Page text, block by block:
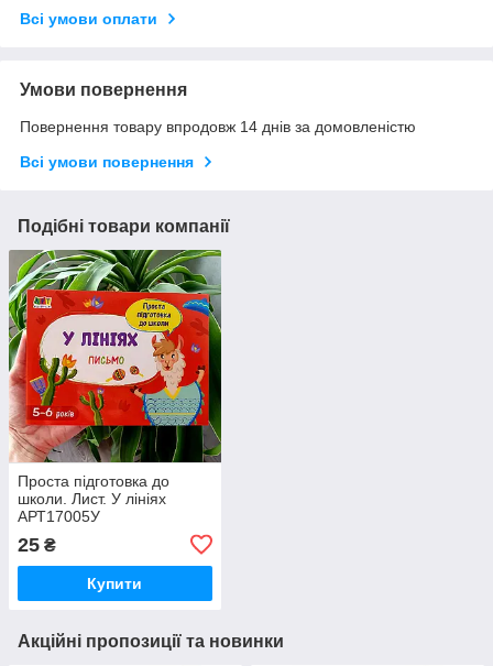
Всі умови оплати
Умови повернення
Повернення товару впродовж 14 днів за домовленістю
Всі умови повернення
Подібні товари компанії
Проста підготовка до
школи. Лист. У лініях
АРТ17005У
25 ₴
Купити
Акційні пропозиції та новинки